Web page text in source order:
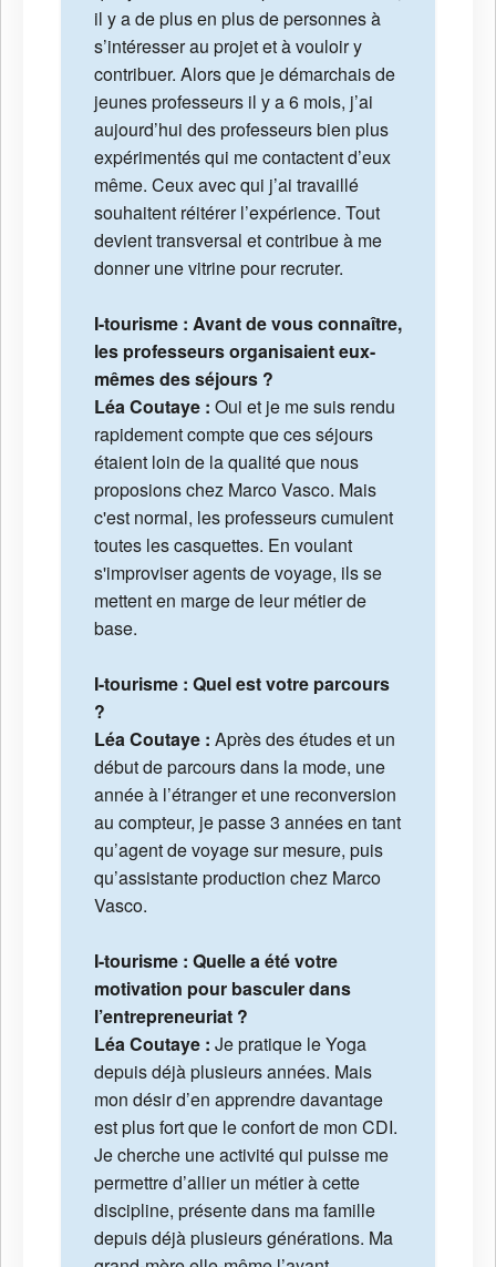
il y a de plus en plus de personnes à
s’intéresser au projet et à vouloir y
contribuer. Alors que je démarchais de
jeunes professeurs il y a 6 mois, j’ai
aujourd’hui des professeurs bien plus
expérimentés qui me contactent d’eux
même. Ceux avec qui j’ai travaillé
souhaitent réitérer l’expérience. Tout
devient transversal et contribue à me
donner une vitrine pour recruter.
I-tourisme : Avant de vous connaître,
les professeurs organisaient eux-
mêmes des séjours ?
Léa Coutaye : Oui et je me suis rendu
rapidement compte que ces séjours
étaient loin de la qualité que nous
proposions chez Marco Vasco. Mais
c'est normal, les professeurs cumulent
toutes les casquettes. En voulant
s'improviser agents de voyage, ils se
mettent en marge de leur métier de
base.
I-tourisme : Quel est votre parcours
?
Léa Coutaye : Après des études et un
début de parcours dans la mode, une
année à l’étranger et une reconversion
au compteur, je passe 3 années en tant
qu’agent de voyage sur mesure, puis
qu’assistante production chez Marco
Vasco.
I-tourisme : Quelle a été votre
motivation pour basculer dans
l’entrepreneuriat ?
Léa Coutaye : Je pratique le Yoga
depuis déjà plusieurs années. Mais
mon désir d’en apprendre davantage
est plus fort que le confort de mon CDI.
Je cherche une activité qui puisse me
permettre d’allier un métier à cette
discipline, présente dans ma famille
depuis déjà plusieurs générations. Ma